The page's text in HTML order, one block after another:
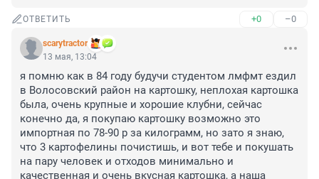
ОТВЕТИТЬ +0 –0
scarytractor
13 мая, 13:04
я помню как в 84 году будучи студентом лмфмт ездил
в Волосовский район на картошку, неплохая картошка
была, очень крупные и хорошие клубни, сейчас
конечно да, я покупаю картошку возможно это
импортная по 78-90 р за килограмм, но зато я знаю,
что 3 картофелины почистишь, и вот тебе и покушать
на пару человек и отходов минимально и
качественная и очень вкусная картошка, а наша